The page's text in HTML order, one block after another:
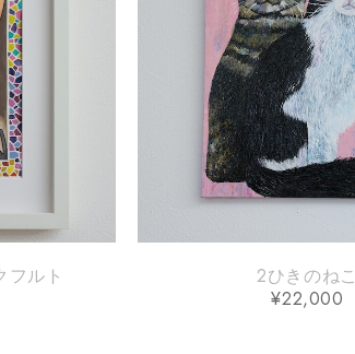
フルト
2ひきのねこ
¥22,000